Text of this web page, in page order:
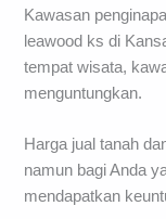
Kawasan
leawood ks di
tempat wisata,
menguntungkan.
Harga jual tanah
namun bagi Anda
mendapatkan